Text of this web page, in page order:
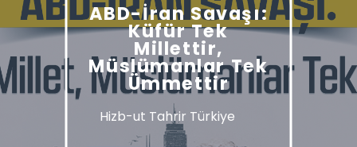
ABD-İran Savaşı:
Küfür Tek
Millettir,
Müslümanlar Tek
Ümmettir
Hizb-ut Tahrir Türkiye